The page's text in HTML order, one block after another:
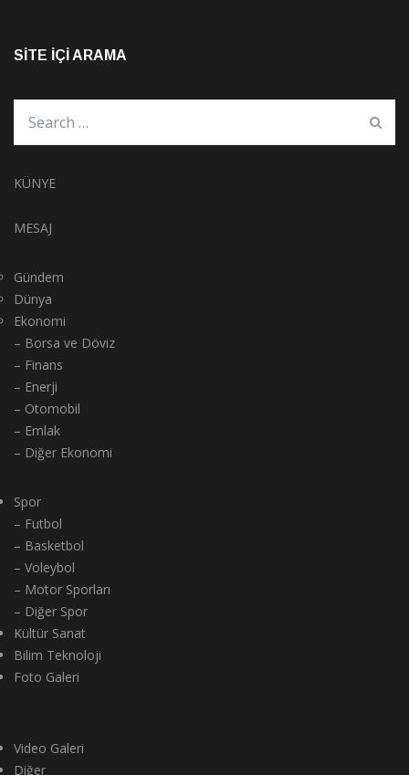
SITE İÇI ARAMA
KÜNYE
MESAJ
Gündem
Dünya
Ekonomi
– Borsa ve Döviz
– Finans
– Enerji
– Otomobil
– Emlak
– Diğer Ekonomi
Spor
– Futbol
– Basketbol
– Voleybol
– Motor Sporları
– Diğer Spor
Kültür Sanat
Bilim Teknoloji
Foto Galeri
Video Galeri
Diğer